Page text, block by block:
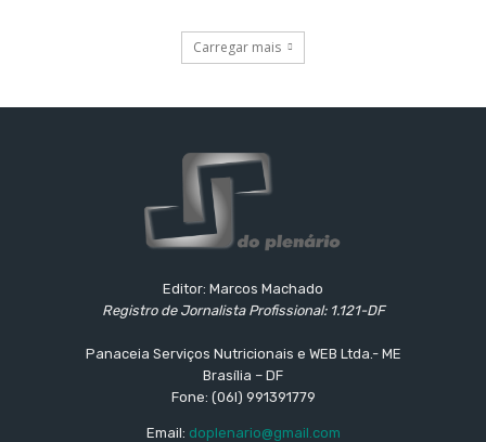
Carregar mais
Editor: Marcos Machado
Registro de Jornalista Profissional: 1.121-DF
Panaceia Serviços Nutricionais e WEB Ltda.- ME
Brasília – DF
Fone: (06l) 991391779
Email: doplenario@gmail.com